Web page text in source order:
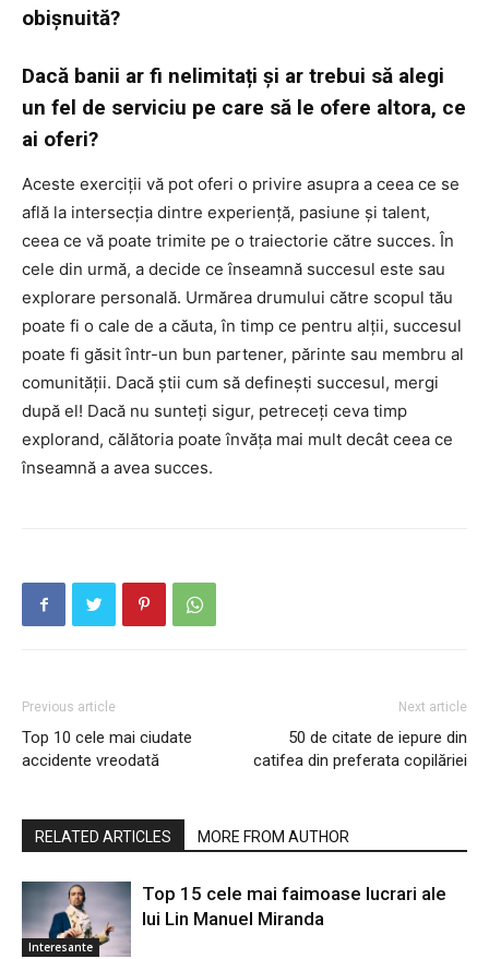
obișnuită?
Dacă banii ar fi nelimitați și ar trebui să alegi
un fel de serviciu pe care să le ofere altora, ce
ai oferi?
Aceste exerciții vă pot oferi o privire asupra a ceea ce se
află la intersecția dintre experiență, pasiune și talent,
ceea ce vă poate trimite pe o traiectorie către succes. În
cele din urmă, a decide ce înseamnă succesul este sau
explorare personală. Urmărea drumului către scopul tău
poate fi o cale de a căuta, în timp ce pentru alții, succesul
poate fi găsit într-un bun partener, părinte sau membru al
comunității. Dacă știi cum să definești succesul, mergi
după el! Dacă nu sunteți sigur, petreceți ceva timp
explorand, călătoria poate învăța mai mult decât ceea ce
înseamnă a avea succes.
Previous article
Top 10 cele mai ciudate
accidente vreodată
Next article
50 de citate de iepure din
catifea din preferata copilăriei
RELATED ARTICLES MORE FROM AUTHOR
Interesante
Top 15 cele mai faimoase lucrari ale
lui Lin Manuel Miranda